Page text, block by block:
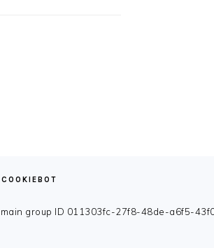
COOKIEBOT
group ID 011303fc-27f8-48de-a6f5-